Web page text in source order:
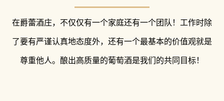
在爵蕾酒庄，不仅仅有一个家庭还有一个团队！工作时除
了要有严谨认真地态度外，还有一个最基本的价值观就是
尊重他人。酿出高质量的葡萄酒是我们的共同目标！